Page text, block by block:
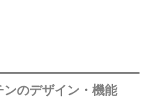
のデザイン・機能